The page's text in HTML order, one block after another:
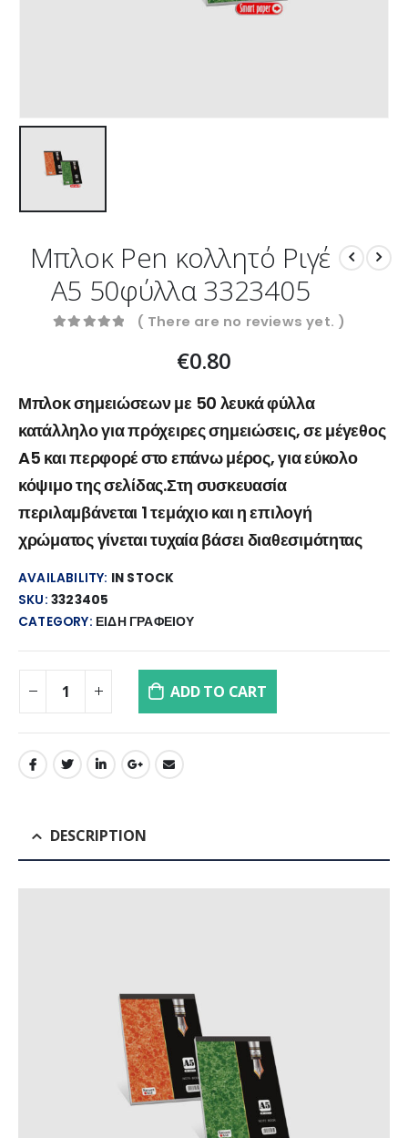
Μπλοκ Pen κολλητό Ριγέ
Α5 50φύλλα 3323405
( There are no reviews yet. )
€0.80
Μπλοκ σημειώσεων με 50 λευκά φύλλα
κατάλληλο για πρόχειρες σημειώσεις, σε μέγεθος
A5 και περφορέ στο επάνω μέρος, για εύκολο
κόψιμο της σελίδας.Στη συσκευασία
περιλαμβάνεται 1 τεμάχιο και η επιλογή
χρώματος γίνεται τυχαία βάσει διαθεσιμότητας
AVAILABILITY: IN STOCK
SKU: 3323405
CATEGORY: ΕΙΔΗ ΓΡΑΦΕΙΟΥ
ADD TO CART
DESCRIPTION